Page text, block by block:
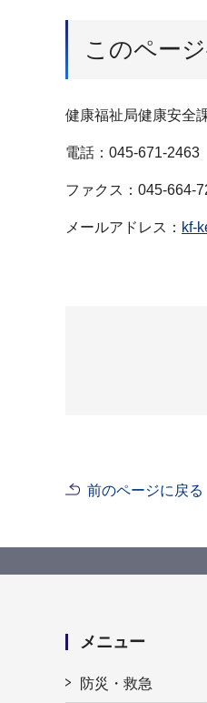
このペー
健康福祉局健康安全
電話：045-671-2463
ファクス：045-664-
メールアドレス： kf-
前のページに戻る
メニュー
防災・救急